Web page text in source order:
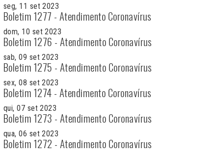
seg, 11 set 2023
Boletim 1277 - Atendimento Coronavírus
dom, 10 set 2023
Boletim 1276 - Atendimento Coronavírus
sab, 09 set 2023
Boletim 1275 - Atendimento Coronavírus
sex, 08 set 2023
Boletim 1274 - Atendimento Coronavírus
qui, 07 set 2023
Boletim 1273 - Atendimento Coronavírus
qua, 06 set 2023
Boletim 1272 - Atendimento Coronavírus